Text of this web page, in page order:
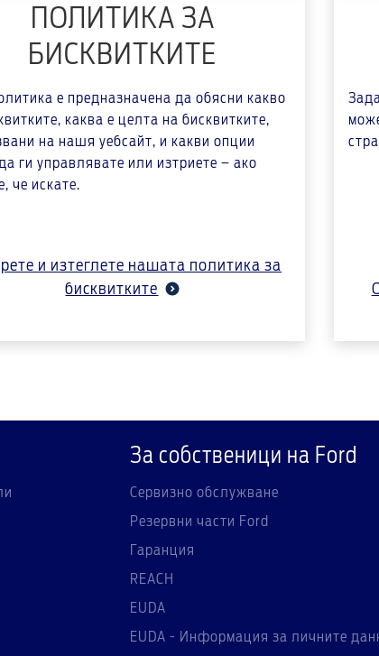
ПОЛИТИКА ЗА
БИСКВИТКИТЕ
е предназначена да обясни какво
каква е целта на бисквитките,
на нашя уебсайт, и какви опции
ги управлявате или изтриете – ако
че искате.
и изтеглете нашата политика за
бисквитките
За собственици на Ford
Сервизно обслужване
Резервни части Ford
Гаранция
REACH
EUDA
EUDA - Информация за личните